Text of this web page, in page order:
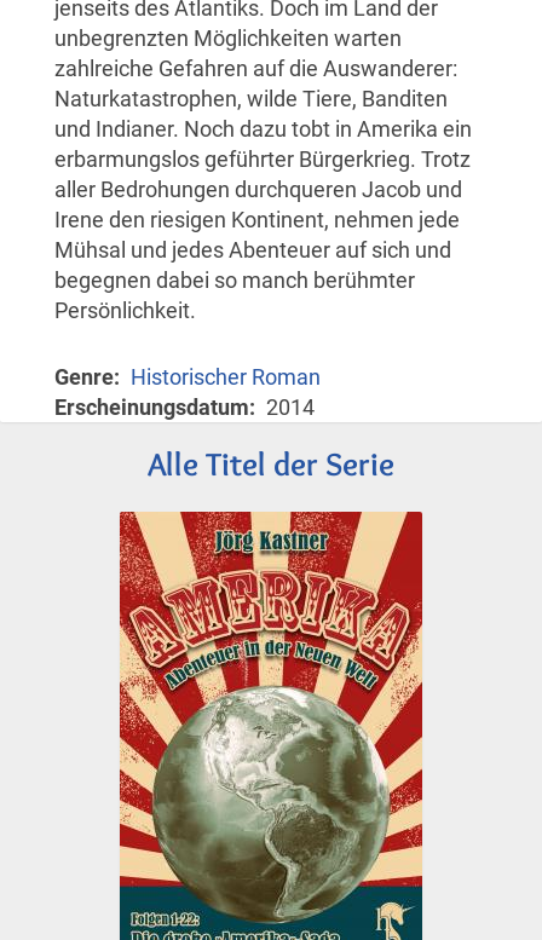
jenseits des Atlantiks. Doch im Land der
unbegrenzten Möglichkeiten warten
zahlreiche Gefahren auf die Auswanderer:
Naturkatastrophen, wilde Tiere, Banditen
und Indianer. Noch dazu tobt in Amerika ein
erbarmungslos geführter Bürgerkrieg. Trotz
aller Bedrohungen durchqueren Jacob und
Irene den riesigen Kontinent, nehmen jede
Mühsal und jedes Abenteuer auf sich und
begegnen dabei so manch berühmter
Persönlichkeit.
Genre
Historischer Roman
Erscheinungsdatum
2014
Alle Titel der Serie